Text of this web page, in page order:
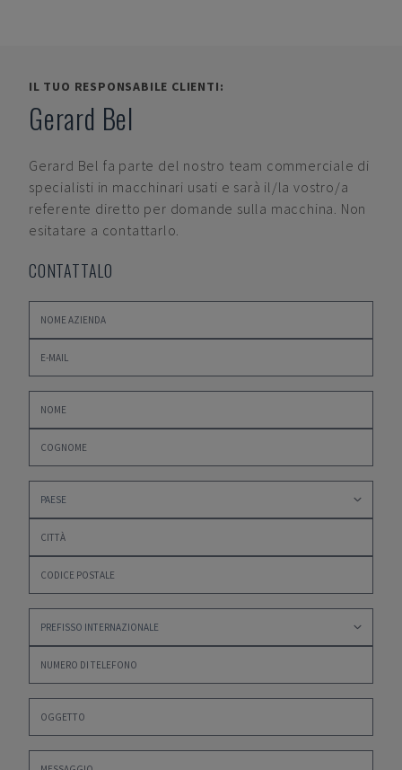
IL TUO RESPONSABILE CLIENTI:
Gerard Bel
Gerard Bel fa parte del nostro team commerciale di
specialisti in macchinari usati e sarà il/la vostro/a
referente diretto per domande sulla macchina. Non
esitatare a contattarlo.
CONTATTALO